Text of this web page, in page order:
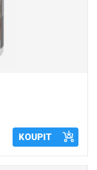
KOUPIT